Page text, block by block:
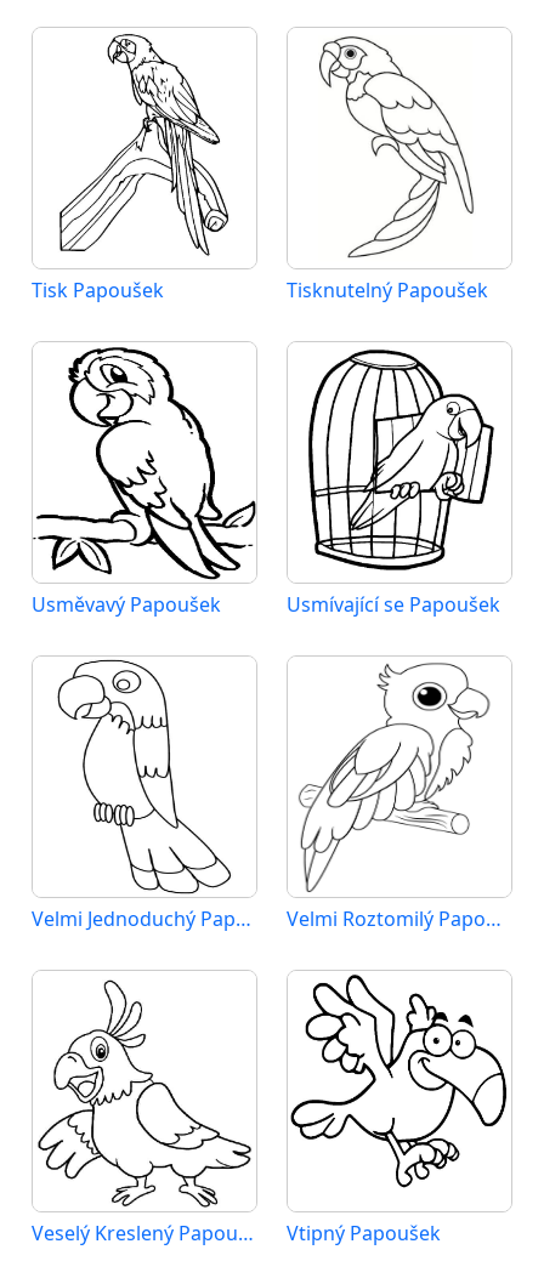
Tisk Papoušek Tisknutelný Papoušek
Usměvavý Papoušek Usmívající se Papoušek
Velmi Jednoduchý Papoušek Velmi Roztomilý Papoušek
Veselý Kreslený Papoušek Vtipný Papoušek